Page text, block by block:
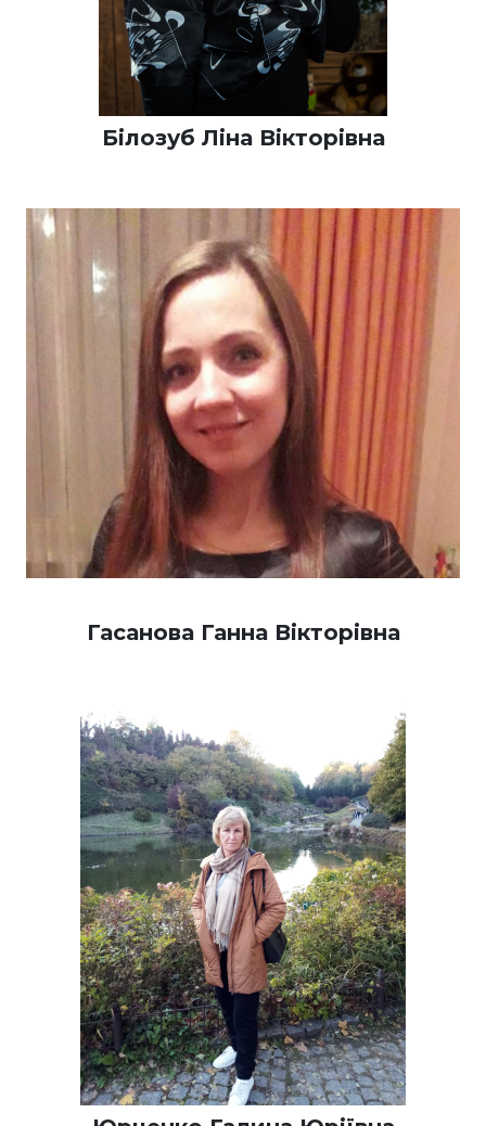
Білозуб Ліна Вікторівна
Гасанова Ганна Вікторівна